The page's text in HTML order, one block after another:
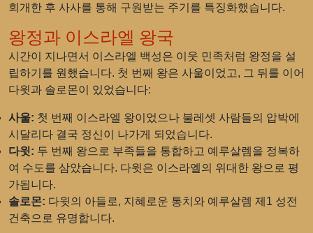
회개한 후 사사를 통해 구원받는 주기를 특징화했습니다.
왕정과 이스라엘 왕국
시간이 지나면서 이스라엘 백성은 이웃 민족처럼 왕정을 설
립하기를 원했습니다. 첫 번째 왕은 사울이었고, 그 뒤를 이어
다윗과 솔로몬이 있었습니다:
사울: 첫 번째 이스라엘 왕이었으나 불레셋 사람들의 압박에
시달리다 결국 정신이 나가게 되었습니다.
다윗: 두 번째 왕으로 부족들을 통합하고 예루살렘을 정복하
여 수도를 삼았습니다. 다윗은 이스라엘의 위대한 왕으로 평
가됩니다.
솔로몬: 다윗의 아들로, 지혜로운 통치와 예루살렘 제1 성전
건축으로 유명합니다.